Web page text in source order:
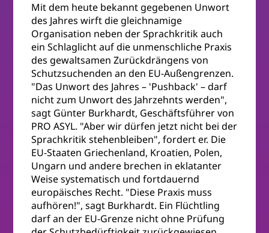
Mit dem heute bekannt gegebenen Unwort
des Jahres wirft die gleichnamige
Organisation neben der Sprachkritik auch
ein Schlaglicht auf die unmenschliche Praxis
des gewaltsamen Zurückdrängens von
Schutzsuchenden an den EU-Außengrenzen.
"Das Unwort des Jahres – 'Pushback' – darf
nicht zum Unwort des Jahrzehnts werden",
sagt Günter Burkhardt, Geschäftsführer von
PRO ASYL. "Aber wir dürfen jetzt nicht bei der
Sprachkritik stehenbleiben", fordert er. Die
EU-Staaten Griechenland, Kroatien, Polen,
Ungarn und andere brechen in eklatanter
Weise systematisch und fortdauernd
europäisches Recht. "Diese Praxis muss
aufhören!", sagt Burkhardt. Ein Flüchtling
darf an der EU-Grenze nicht ohne Prüfung